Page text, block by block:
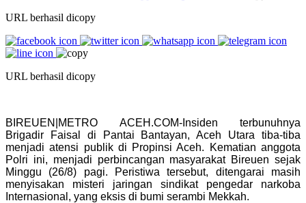
URL berhasil dicopy
URL berhasil dicopy
BIREUEN|METRO ACEH.COM-Insiden terbunuhnya
Brigadir Faisal di Pantai Bantayan, Aceh Utara tiba-tiba
menjadi atensi publik di Propinsi Aceh. Kematian anggota
Polri ini, menjadi perbincangan masyarakat Bireuen sejak
Minggu (26/8) pagi. Peristiwa tersebut, ditengarai masih
menyisakan misteri jaringan sindikat pengedar narkoba
Internasional, yang eksis di bumi serambi Mekkah.